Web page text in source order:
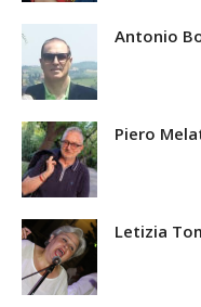
Antonio
Piero
Letizia